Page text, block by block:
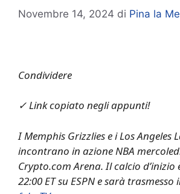
Novembre 14, 2024 di Pina la
Condividere
✓ Link copiato negli appunti!
I Memphis Grizzlies e i Los Angeles
incontrano in azione NBA
Crypto.com Arena. Il calcio d’inizio
22:00 ET su ESPN e sarà